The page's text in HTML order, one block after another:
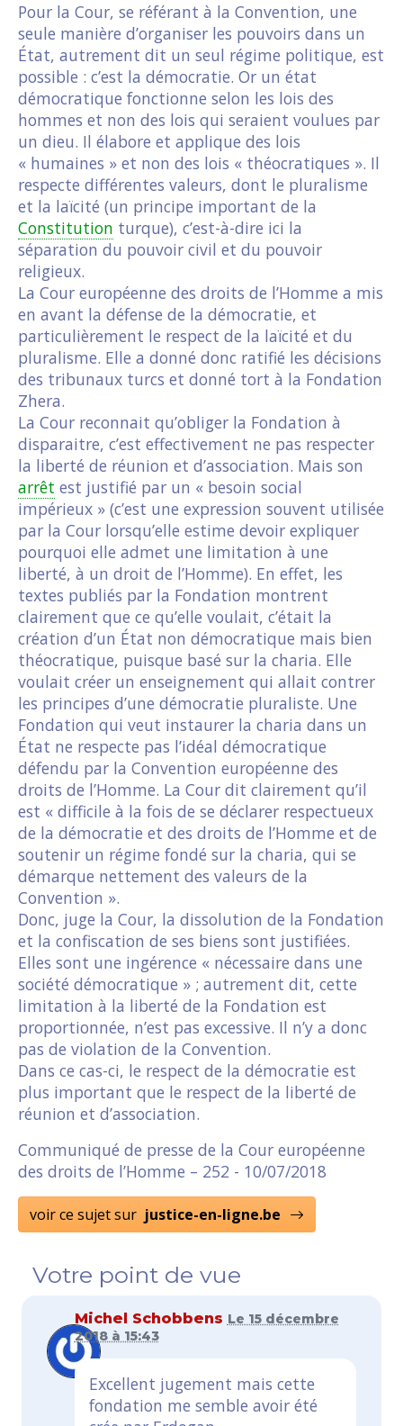
Pour la Cour, se référant à la Convention, une
seule manière d’organiser les pouvoirs dans un
État, autrement dit un seul régime politique, est
possible : c’est la démocratie. Or un état
démocratique fonctionne selon les lois des
hommes et non des lois qui seraient voulues par
un dieu. Il élabore et applique des lois
« humaines » et non des lois « théocratiques ». Il
respecte différentes valeurs, dont le pluralisme
et la laïcité (un principe important de la
Constitution turque), c’est-à-dire ici la
séparation du pouvoir civil et du pouvoir
religieux.
La Cour européenne des droits de l’Homme a mis
en avant la défense de la démocratie, et
particulièrement le respect de la laïcité et du
pluralisme. Elle a donné donc ratifié les décisions
des tribunaux turcs et donné tort à la Fondation
Zhera.
La Cour reconnait qu’obliger la Fondation à
disparaitre, c’est effectivement ne pas respecter
la liberté de réunion et d’association. Mais son
arrêt est justifié par un « besoin social
impérieux » (c’est une expression souvent utilisée
par la Cour lorsqu’elle estime devoir expliquer
pourquoi elle admet une limitation à une
liberté, à un droit de l’Homme). En effet, les
textes publiés par la Fondation montrent
clairement que ce qu’elle voulait, c’était la
création d’un État non démocratique mais bien
théocratique, puisque basé sur la charia. Elle
voulait créer un enseignement qui allait contrer
les principes d’une démocratie pluraliste. Une
Fondation qui veut instaurer la charia dans un
État ne respecte pas l’idéal démocratique
défendu par la Convention européenne des
droits de l’Homme. La Cour dit clairement qu’il
est « difficile à la fois de se déclarer respectueux
de la démocratie et des droits de l’Homme et de
soutenir un régime fondé sur la charia, qui se
démarque nettement des valeurs de la
Convention ».
Donc, juge la Cour, la dissolution de la Fondation
et la confiscation de ses biens sont justifiées.
Elles sont une ingérence « nécessaire dans une
société démocratique » ; autrement dit, cette
limitation à la liberté de la Fondation est
proportionnée, n’est pas excessive. Il n’y a donc
pas de violation de la Convention.
Dans ce cas-ci, le respect de la démocratie est
plus important que le respect de la liberté de
réunion et d’association.
Communiqué de presse de la Cour européenne
des droits de l’Homme – 252 - 10/07/2018
voir ce sujet sur justice-en-ligne.be
Votre point de vue
Michel Schobbens Le 15 décembre
2018 à 15:43
Excellent jugement mais cette
fondation me semble avoir été